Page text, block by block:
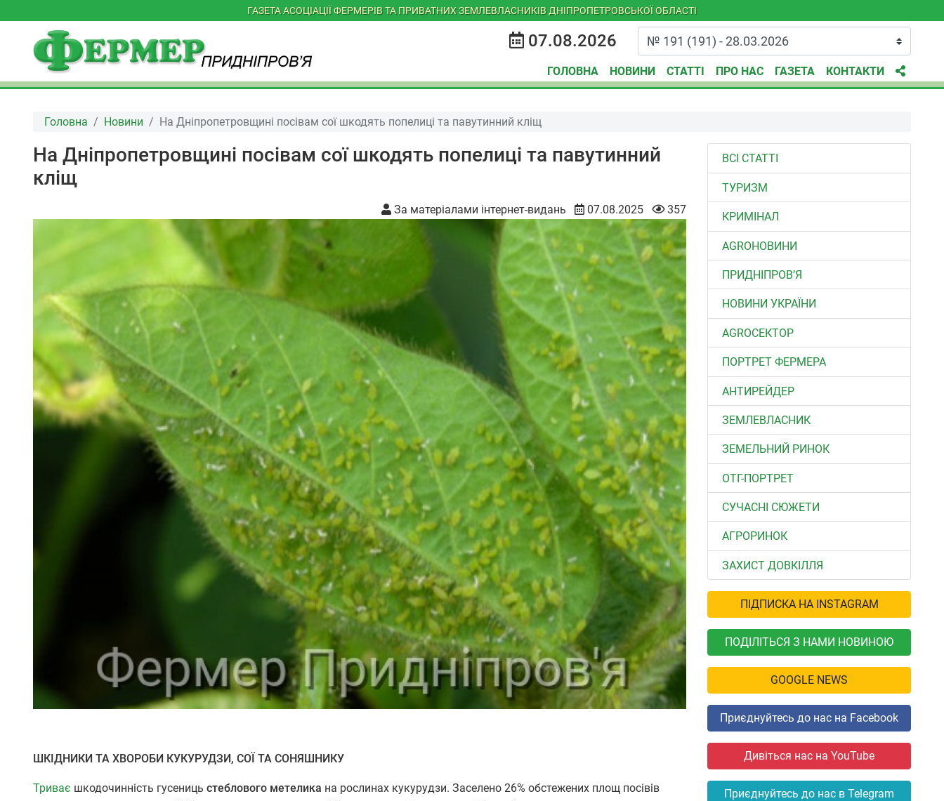
ГАЗЕТА АСОЦІАЦІЇ ФЕРМЕРІВ ТА ПРИВАТНИХ ЗЕМЛЕВЛАСНИКІВ ДНІПРОПЕТРОВСЬКОЇ ОБЛАСТІ
07.08.2026
ГОЛОВНА НОВИНИ СТАТТІ ПРО НАС ГАЗЕТА КОНТАКТИ
Головна Новини На Дніпропетровщині посівам сої шкодять попелиці та павутинний кліщ
На Дніпропетровщині посівам сої шкодять попелиці та павутинний
кліщ
За матеріалами інтернет-видань 07.08.2025 357
ШКІДНИКИ ТА ХВОРОБИ КУКУРУДЗИ, СОЇ ТА СОНЯШНИКУ
Триває шкодочинність гусениць стеблового метелика на рослинах кукурудзи. Заселено 26% обстежених площ посівів
ВСІ СТАТТІ
ТУРИЗМ
КРИМІНАЛ
AGROНОВИНИ
ПРИДНІПРОВ’Я
НОВИНИ УКРАЇНИ
АGROСЕКТОР
ПОРТРЕТ ФЕРМЕРА
АНТИРЕЙДЕР
ЗЕМЛЕВЛАСНИК
ЗЕМЕЛЬНИЙ РИНОК
ОТГ-ПОРТРЕТ
СУЧАСНІ СЮЖЕТИ
АГРОРИНОК
ЗАХИСТ ДОВКІЛЛЯ
ПІДПИСКА НА INSTAGRAM
ПОДІЛІТЬСЯ З НАМИ НОВИНОЮ
GOOGLE NEWS
Приєднуйтесь до нас на Facebook
Дивіться нас на YouTube
Приєднуйтесь до нас в Telegram